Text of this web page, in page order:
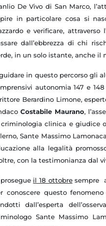
De Vivo di San Marco,
in particolare cosa si
e verificare,
dall’ebbrezza di chi
in un solo istante, anche il
in questo percorso gli
autonomia 147 e
Berardino Limone,
Costabile Maurano,
clinica e giudice
Sante Massimo
alla legalità
con la testimonianza dal
il 18 ottobresempre
conoscere questo
dall’esperta
Sante Massimo